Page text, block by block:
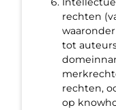
rechten
tot
rechten,
op